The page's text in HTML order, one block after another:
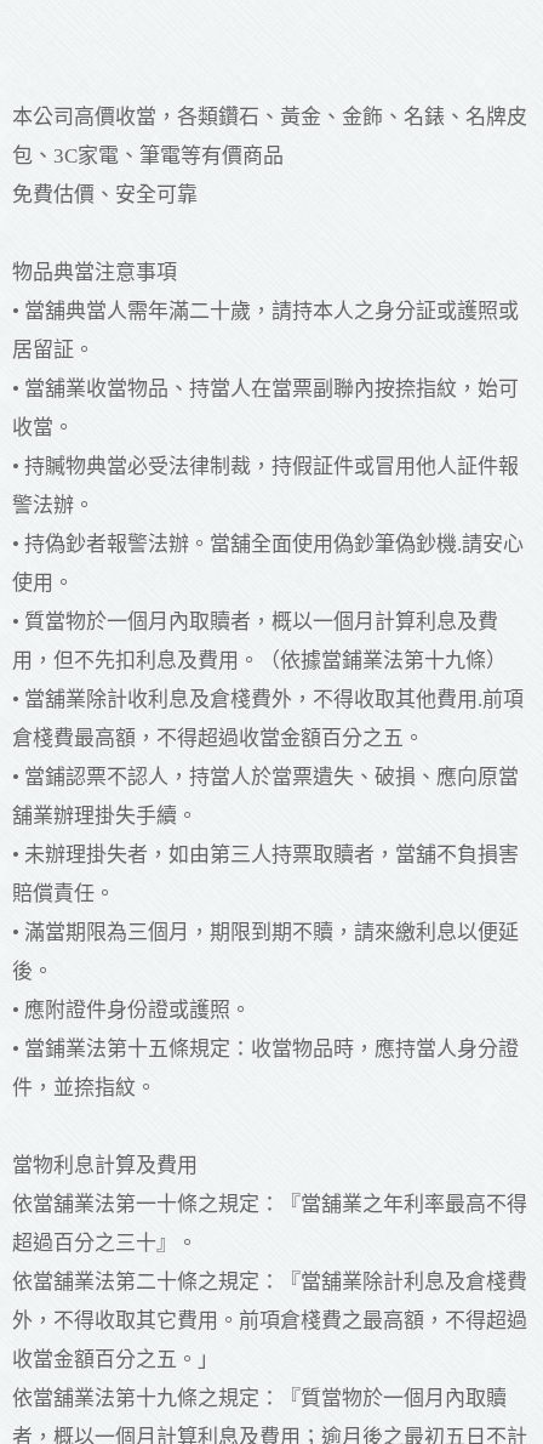
本公司高價收當，各類鑽石、黃金、金飾、名錶、名牌皮
包、3C家電、筆電等有價商品
免費估價、安全可靠
物品典當注意事項
• 當舖典當人需年滿二十歲，請持本人之身分証或護照或
居留証。
• 當舖業收當物品、持當人在當票副聯內按捺指紋，始可
收當。
• 持贓物典當必受法律制裁，持假証件或冒用他人証件報
警法辦。
• 持偽鈔者報警法辦。當舖全面使用偽鈔筆偽鈔機.請安心
使用。
• 質當物於一個月內取贖者，概以一個月計算利息及費
用，但不先扣利息及費用。（依據當鋪業法第十九條）
• 當舖業除計收利息及倉棧費外，不得收取其他費用.前項
倉棧費最高額，不得超過收當金額百分之五。
• 當鋪認票不認人，持當人於當票遺失、破損、應向原當
舖業辦理掛失手續。
• 未辦理掛失者，如由第三人持票取贖者，當舖不負損害
賠償責任。
• 滿當期限為三個月，期限到期不贖，請來繳利息以便延
後。
• 應附證件身份證或護照。
• 當鋪業法第十五條規定：收當物品時，應持當人身分證
件，並捺指紋。
當物利息計算及費用
依當舖業法第一十條之規定：『當舖業之年利率最高不得
超過百分之三十』。
依當舖業法第二十條之規定：『當舖業除計利息及倉棧費
外，不得收取其它費用。前項倉棧費之最高額，不得超過
收當金額百分之五。」
依當舖業法第十九條之規定：『質當物於一個月內取贖
者，概以一個月計算利息及費用；逾月後之最初五日不計